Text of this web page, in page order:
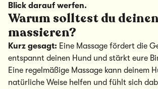
Blick darauf werfen.
Warum solltest du
massieren?
Kurz gesagt: Eine Massage fördert die
entspannt deinen Hund und stärkt eure
Eine regelmäßige Massage kann deinem
natürliche Weise helfen und fühlt sich